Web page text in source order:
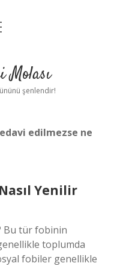
Molası
şenlendir!
edilmezse ne
Yenilir
Bu tür fobinin
toplumda
fobiler genellikle